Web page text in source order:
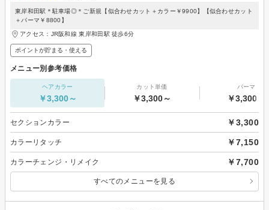
東岸和田駅＊駐車場◎＊ご新規【似合わせカット＋カラー￥9900】【似合わせカット
＋パーマ￥8800】
アクセス：JR阪和線 東岸和田駅 徒歩6分
ポイントが貯まる・使える
メニュー別参考価格
ヘアカラー
￥3,300～
カット単価
￥3,300～
パーマ
￥3,300～
セクションカラー ￥3,300
カラーリタッチ ￥7,150
カラーチェンジ・リメイク ￥7,700
すべてのメニューを見る